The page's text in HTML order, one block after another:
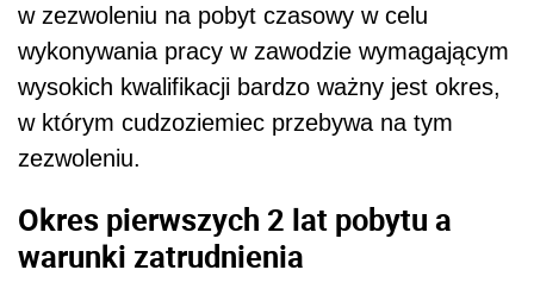
w zezwoleniu na pobyt czasowy w celu
wykonywania pracy w zawodzie wymagającym
wysokich kwalifikacji bardzo ważny jest okres,
w którym cudzoziemiec przebywa na tym
zezwoleniu.
Okres pierwszych 2 lat pobytu a
warunki zatrudnienia